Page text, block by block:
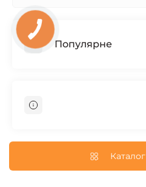
Популярне
Запчасти на мотоцикл Ява
Запчасти на мотоцикл
Запчасти на Дельту / Delta
Доставка и Оплата
Пользовательское